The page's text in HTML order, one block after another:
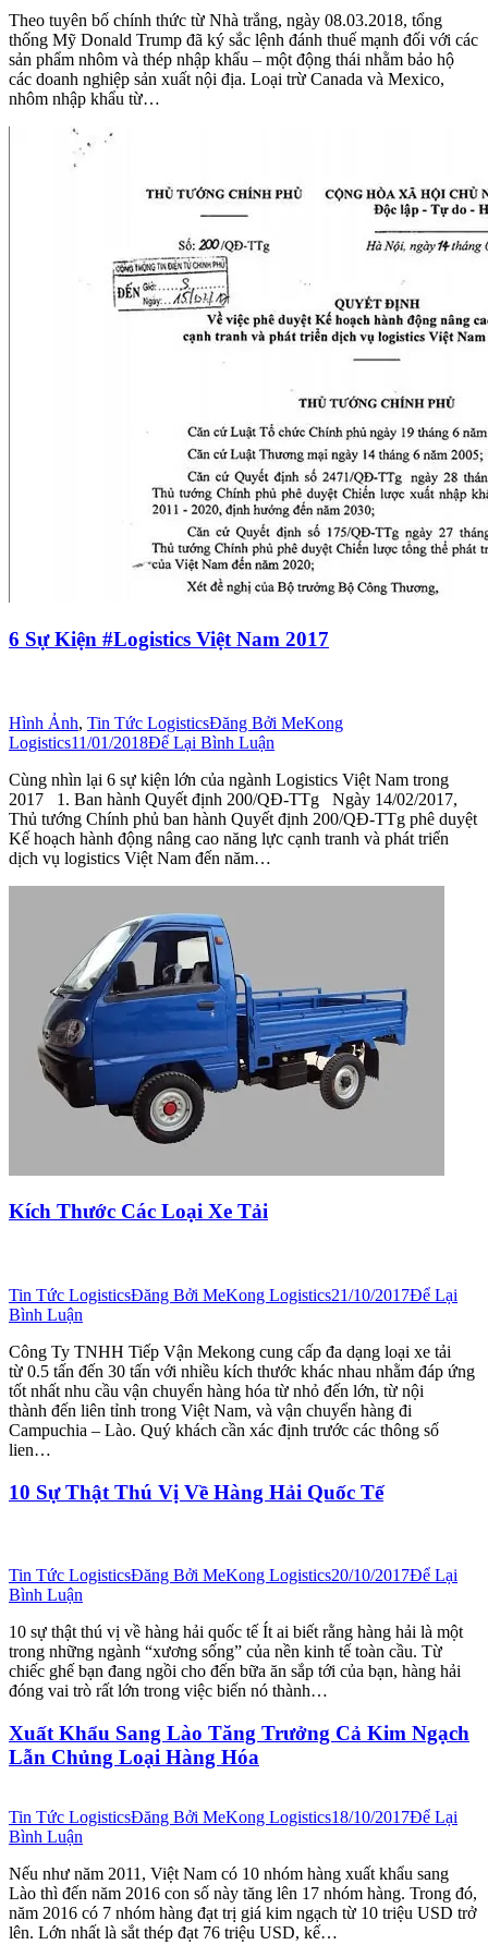
Theo tuyên bố chính thức từ Nhà trắng, ngày 08.03.2018, tổng
thống Mỹ Donald Trump đã ký sắc lệnh đánh thuế mạnh đối với các
sản phẩm nhôm và thép nhập khẩu – một động thái nhằm bảo hộ
các doanh nghiệp sản xuất nội địa. Loại trừ Canada và Mexico,
nhôm nhập khẩu từ…
6 Sự Kiện #Logistics Việt Nam 2017
Hình Ảnh, Tin Tức LogisticsĐăng Bởi MeKong
Logistics11/01/2018Để Lại Bình Luận
Cùng nhìn lại 6 sự kiện lớn của ngành Logistics Việt Nam trong
2017 1. Ban hành Quyết định 200/QĐ-TTg Ngày 14/02/2017,
Thủ tướng Chính phủ ban hành Quyết định 200/QĐ-TTg phê duyệt
Kế hoạch hành động nâng cao năng lực cạnh tranh và phát triển
dịch vụ logistics Việt Nam đến năm…
Kích Thước Các Loại Xe Tải
Tin Tức LogisticsĐăng Bởi MeKong Logistics21/10/2017Để Lại
Bình Luận
Công Ty TNHH Tiếp Vận Mekong cung cấp đa dạng loại xe tải
từ 0.5 tấn đến 30 tấn với nhiều kích thước khác nhau nhằm đáp ứng
tốt nhất nhu cầu vận chuyển hàng hóa từ nhỏ đến lớn, từ nội
thành đến liên tỉnh trong Việt Nam, và vận chuyển hàng đi
Campuchia – Lào. Quý khách cần xác định trước các thông số
lien…
10 Sự Thật Thú Vị Về Hàng Hải Quốc Tế
Tin Tức LogisticsĐăng Bởi MeKong Logistics20/10/2017Để Lại
Bình Luận
10 sự thật thú vị về hàng hải quốc tế Ít ai biết rằng hàng hải là một
trong những ngành “xương sống” của nền kinh tế toàn cầu. Từ
chiếc ghế bạn đang ngồi cho đến bữa ăn sắp tới của bạn, hàng hải
đóng vai trò rất lớn trong việc biến nó thành…
Xuất Khẩu Sang Lào Tăng Trưởng Cả Kim Ngạch
Lẫn Chủng Loại Hàng Hóa
Tin Tức LogisticsĐăng Bởi MeKong Logistics18/10/2017Để Lại
Bình Luận
Nếu như năm 2011, Việt Nam có 10 nhóm hàng xuất khẩu sang
Lào thì đến năm 2016 con số này tăng lên 17 nhóm hàng. Trong đó,
năm 2016 có 7 nhóm hàng đạt trị giá kim ngạch từ 10 triệu USD trở
lên. Lớn nhất là sắt thép đạt 76 triệu USD, kế…